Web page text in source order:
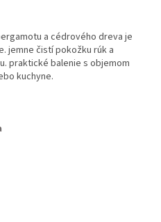
a cédrového dreva je
jemne čistí pokožku rúk a
praktické balenie s objemom
kuchyne.